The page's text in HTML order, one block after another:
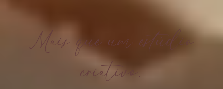
Mais que um estúdio
criativo.